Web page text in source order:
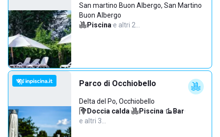
San martino Buon Albergo, San Martino
Buon Albergo
Piscina·e altri 2…
Parco di Occhiobello
Delta del Po, Occhiobello
Doccia calda· Piscina· Bar·
e altri 3…